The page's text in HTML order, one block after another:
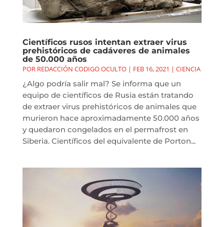
Científicos rusos intentan extraer virus
prehistóricos de cadáveres de animales
de 50.000 años
POR REDACCIÓN CODIGO OCULTO| FEB 16, 2021 | CIENCIA
¿Algo podría salir mal? Se informa que un
equipo de científicos de Rusia están tratando
de extraer virus prehistóricos de animales que
murieron hace aproximadamente 50.000 años
y quedaron congelados en el permafrost en
Siberia. Científicos del equivalente de Porton...